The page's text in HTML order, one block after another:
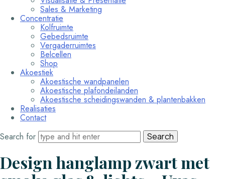
Sales & Marketing
Concentratie
Kolfruimte
Gebedsruimte
Vergaderruimtes
Belcellen
Shop
Akoestiek
Akoestische wandpanelen
Akoestische plafondeilanden
Akoestische scheidingswanden & plantenbakken
Realisaties
Contact
Search for
Design hanglamp zwart met